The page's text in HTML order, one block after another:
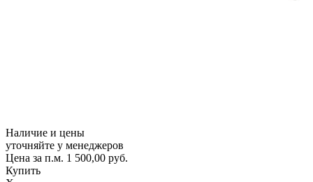
Наличие и цены
уточняйте у менеджеров
Цена за п.м. 1 500,00 руб.
Купить